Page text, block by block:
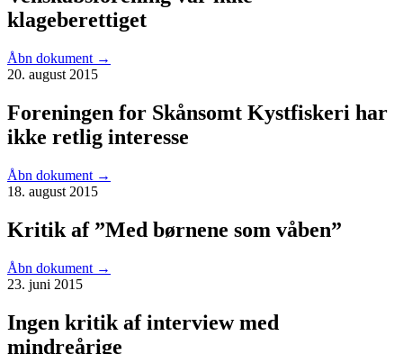
klageberettiget
Åbn dokument →
20. august 2015
Foreningen for Skånsomt Kystfiskeri har
ikke retlig interesse
Åbn dokument →
18. august 2015
Kritik af ”Med børnene som våben”
Åbn dokument →
23. juni 2015
Ingen kritik af interview med
mindreårige